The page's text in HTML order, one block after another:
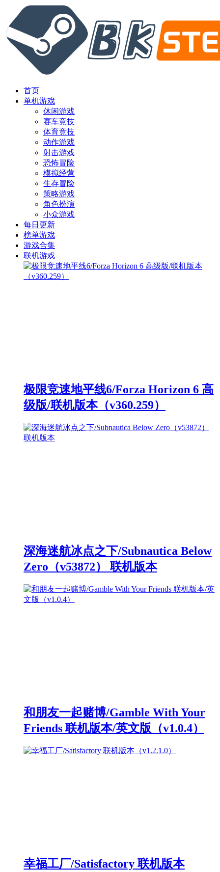
首页
单机游戏
休闲游戏
赛车竞技
体育竞技
动作游戏
射击游戏
恐怖冒险
模拟经营
生存冒险
策略游戏
角色扮演
小众游戏
每日更新
榜单游戏
游戏合集
联机游戏
极限竞速地平线6/Forza Horizon 6 高
级版/联机版本（v360.259）
深海迷航冰点之下/Subnautica Below
Zero（v53872） 联机版本
和朋友一起赌博/Gamble With Your
Friends 联机版本/英文版（v1.0.4）
幸福工厂/Satisfactory 联机版本